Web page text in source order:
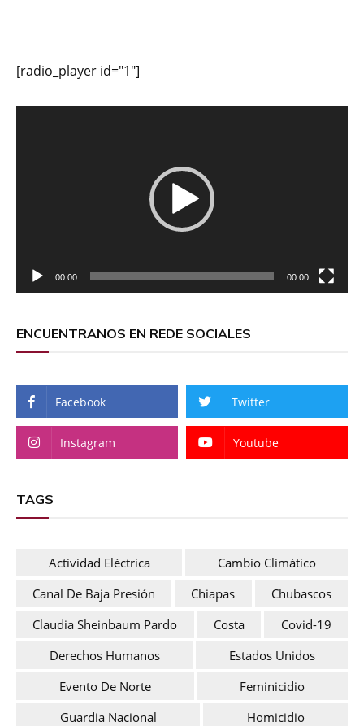
[radio_player id="1"]
00:00 00:00
ENCUENTRANOS EN REDE SOCIALES
Facebook Twitter
Instagram Youtube
TAGS
Actividad Eléctrica
Cambio Climático
Canal De Baja Presión
Chiapas
Chubascos
Claudia Sheinbaum Pardo
Costa
Covid-19
Derechos Humanos
Estados Unidos
Evento De Norte
Feminicidio
Guardia Nacional
Homicidio